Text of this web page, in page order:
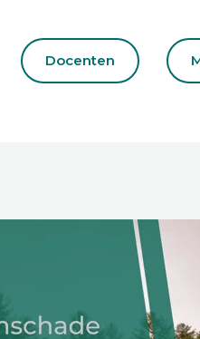
Docenten